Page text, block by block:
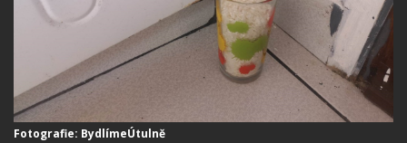
Fotografie: BydlímeÚtulně